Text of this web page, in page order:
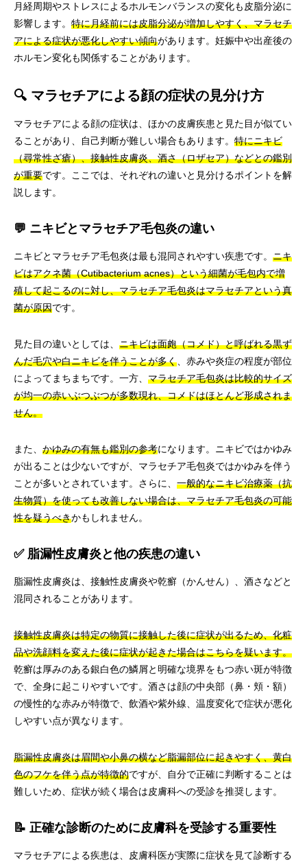
月経周期やストレスによるホルモンバランスの変化も皮脂分泌に
影響します。 特に月経前には皮脂分泌が増加しやすく、マラセチ
アによる症状が悪化しやすい傾向があります。妊娠中や出産後の
ホルモン変化も関係することがあります。
🔍 マラセチアによる顔の症状の見分け方
マラセチアによる顔の症状は、ほかの皮膚疾患と見た目が似てい
ることがあり、自己判断が難しい場合もあります。 特にニキビ
（尋常性ざ瘡）、接触性皮膚炎、酒さ（ロザセア）などとの鑑別
が重要です。ここでは、それぞれの違いと見分けるポイントを解
説します。
💬 ニキビとマラセチア毛包炎の違い
ニキビとマラセチア毛包炎は最も混同されやすい疾患です。 ニキ
ビはアクネ菌（Cutibacterium acnes）という細菌が毛包内で増
殖して起こるのに対し、マラセチア毛包炎はマラセチアという真
菌が原因です。
見た目の違いとしては、 ニキビは面皰（コメド）と呼ばれる黒ず
んだ毛穴や白ニキビを伴うことが多く 、赤みや炎症の程度が部位
によってまちまちです。一方、 マラセチア毛包炎は比較的サイズ
が均一の赤いぶつぶつが多数現れ、コメドはほとんど形成されま
せん。
また、 かゆみの有無も鑑別の参考になります。ニキビではかゆみ
が出ることは少ないですが、マラセチア毛包炎ではかゆみを伴う
ことが多いとされています。さらに、 一般的なニキビ治療薬（抗
生物質）を使っても改善しない場合は、マラセチア毛包炎の可能
性を疑うべきかもしれません。
✅ 脂漏性皮膚炎と他の疾患の違い
脂漏性皮膚炎は、接触性皮膚炎や乾癬（かんせん）、酒さなどと
混同されることがあります。
接触性皮膚炎は特定の物質に接触した後に症状が出るため、化粧
品や洗顔料を変えた後に症状が起きた場合はこちらを疑います。
乾癬は厚みのある銀白色の鱗屑と明確な境界をもつ赤い斑が特徴
で、全身に起こりやすいです。酒さは顔の中央部（鼻・頬・額）
の慢性的な赤みが特徴で、飲酒や紫外線、温度変化で症状が悪化
しやすい点が異なります。
脂漏性皮膚炎は眉間や小鼻の横など脂漏部位に起きやすく、黄白
色のフケを伴う点が特徴的ですが、自分で正確に判断することは
難しいため、症状が続く場合は皮膚科への受診を推奨します。
📝 正確な診断のために皮膚科を受診する重要性
マラセチアによる疾患は、皮膚科医が実際に症状を見て診断する